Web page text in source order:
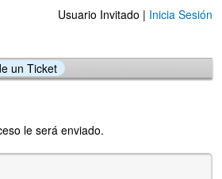
Usuario Invitado | Inicia Sesión
un Ticket
le será enviado.